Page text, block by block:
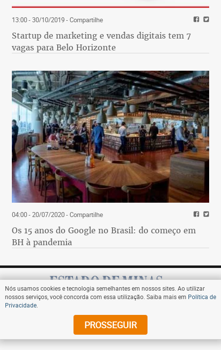
13:00 - 30/10/2019- Compartilhe
Startup de marketing e vendas digitais tem 7
vagas para Belo Horizonte
04:00 - 20/07/2020- Compartilhe
Os 15 anos do Google no Brasil: do começo em
BH à pandemia
Assine
Nós usamos cookies e tecnologia semelhantes em nossos sites. Ao utilizar
nossos serviços, você concorda com essa utilização. Saiba mais em Política de
Privacidade
PROSSEGUIR